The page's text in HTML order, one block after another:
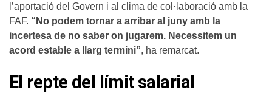
l’aportació del Govern i al clima de col·laboració amb la
FAF. “No podem tornar a arribar al juny amb la
incertesa de no saber on jugarem. Necessitem un
acord estable a llarg termini”, ha remarcat.
El repte del límit salarial